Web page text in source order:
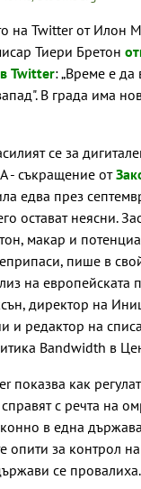
на Twitter от Илон
Тиери Бретон
Twitter: „Време е
В града има
се за
- съкращение от
едва през
остават неясни.
макар и
пише в
на европейската
директор на
и редактор на
Bandwidth в
показва как
с речта на
в една
опити за контрол
се